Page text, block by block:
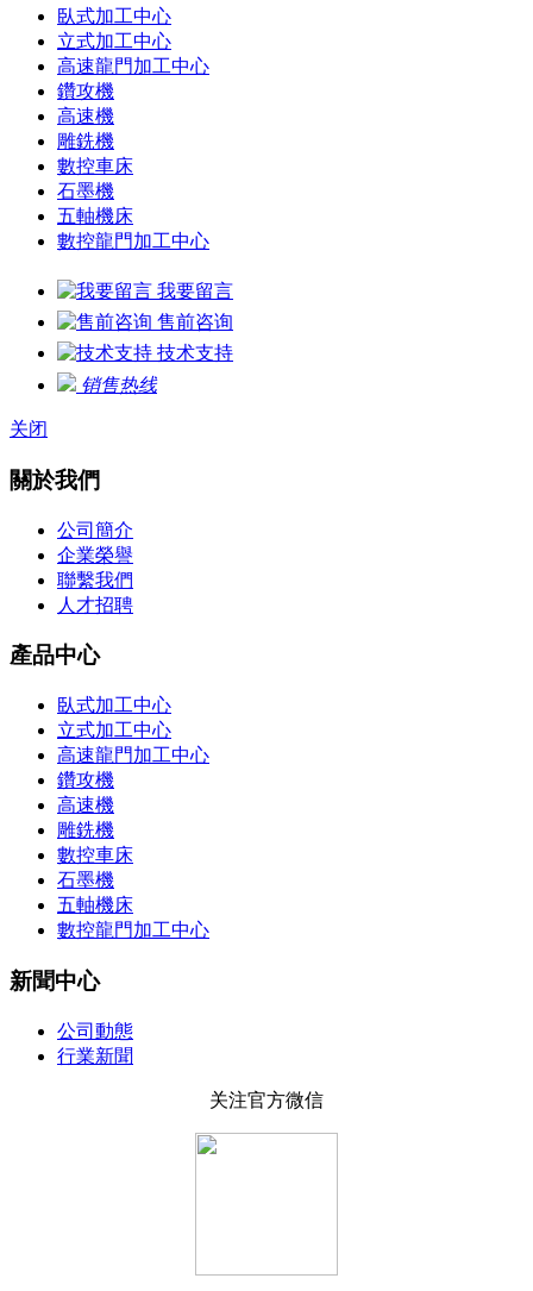
臥式加工中心
立式加工中心
高速龍門加工中心
鑽攻機
高速機
雕銑機
數控車床
石墨機
五軸機床
數控龍門加工中心
我要留言
售前咨询
技术支持
销售热线
关闭
關於我們
公司簡介
企業榮譽
聯繫我們
人才招聘
產品中心
臥式加工中心
立式加工中心
高速龍門加工中心
鑽攻機
高速機
雕銑機
數控車床
石墨機
五軸機床
數控龍門加工中心
新聞中心
公司動態
行業新聞
关注官方微信